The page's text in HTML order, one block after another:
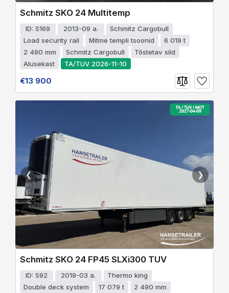
Schmitz SKO 24 Multitemp
ID: S169 2013-09 a.
Schmitz Cargobull
Load security rail
Mitme templi tsoonid
6 019 t
2 490 mm
Schmitz Cargobull
Tõstetav sild
Alusekast
TA/TUV 2026-11-10
€13 900
❮ ❯
Schmitz SKO 24 FP45 SLXi300 TUV
ID: S92 2019-03 a.
Thermo king
Double deck system
17 079 t
2 490 mm